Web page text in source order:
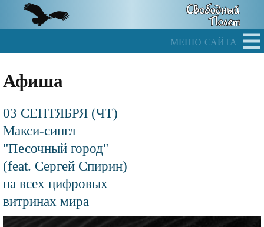
main
меню сайта
Афиша
03 СЕНТЯБРЯ (ЧТ)
Макси-сингл
"Песочный город"
(feat. Сергей Спирин)
на всех цифровых
витринах мира